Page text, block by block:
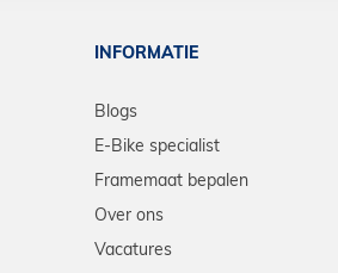
INFORMATIE
Blogs
E-Bike specialist
Framemaat bepalen
Over ons
Vacatures